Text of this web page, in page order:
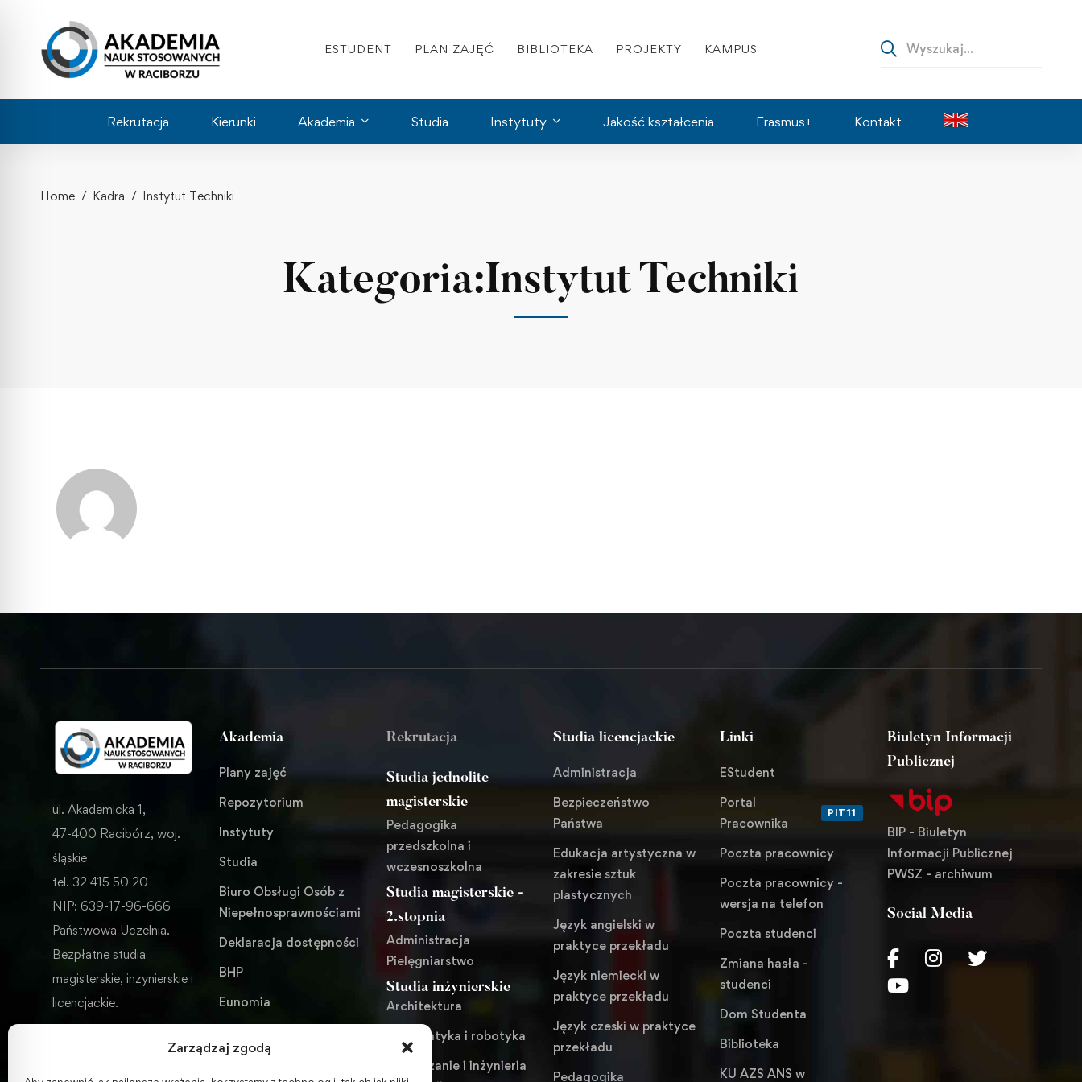
Zarządzaj zgodą
ESTUDENT PLAN ZAJĘĆ BIBLIOTEKA PROJEKTY KAMPUS
Rekrutacja Kierunki Akademia Studia Instytuty Jakość kształcenia Erasmus+ Kontakt
Home Kadra Instytut Techniki
Kategoria:Instytut Techniki
ul. Akademicka 1,
47-400 Racibórz, woj.
śląskie
tel. 32 415 50 20
NIP: 639-17-96-666
Państwowa Uczelnia.
Bezpłatne studia
magisterskie, inżynierskie i
licencjackie.
Akademia
Plany zajęć
Repozytorium
Instytuty
Studia
Biuro Obsługi Osób z
Niepełnosprawnościami
Deklaracja dostępności
BHP
Eunomia
ENGLISH VERSION
Rekrutacja
Studia jednolite
magisterskie
Pedagogika
przedszkolna i
wczesnoszkolna
Studia magisterskie -
2.stopnia
Administracja
Pielęgniarstwo
Studia inżynierskie
Architektura
Automatyka i robotyka
Zarządzanie i inżynieria
Studia licencjackie
Administracja
Bezpieczeństwo
Państwa
Edukacja artystyczna w
zakresie sztuk
plastycznych
Język angielski w
praktyce przekładu
Język niemiecki w
praktyce przekładu
Język czeski w praktyce
przekładu
Pedagogika
Linki
EStudent
Portal
Pracownika
PIT11
Poczta pracownicy
Poczta pracownicy -
wersja na telefon
Poczta studenci
Zmiana hasła -
studenci
Dom Studenta
Biblioteka
KU AZS ANS w
Biuletyn Informacji
Publicznej
BIP - Biuletyn
Informacji Publicznej
PWSZ - archiwum
Social Media